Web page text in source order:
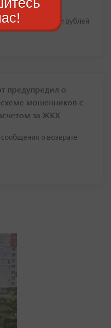
27,2 тысячи рублей
предупредил о
мошенников с
за ЖКХ
о возврате